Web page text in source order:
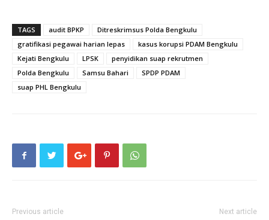
TAGS audit BPKP
Ditreskrimsus Polda Bengkulu
gratifikasi pegawai harian lepas
kasus korupsi PDAM Bengkulu
Kejati Bengkulu
LPSK
penyidikan suap rekrutmen
Polda Bengkulu
Samsu Bahari
SPDP PDAM
suap PHL Bengkulu
Previous article Next article